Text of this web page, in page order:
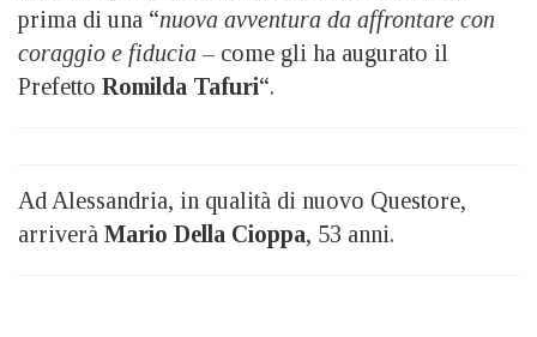
prima di una “nuova avventura da affrontare con
coraggio e fiducia – come gli ha augurato il
Prefetto Romilda Tafuri“.
Ad Alessandria, in qualità di nuovo Questore,
arriverà Mario Della Cioppa, 53 anni.